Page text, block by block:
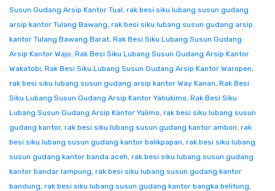
Susun Gudang Arsip Kantor Tual, rak besi siku lubang susun gudang
arsip kantor Tulang Bawang, rak besi siku lubang susun gudang arsip
kantor Tulang Bawang Barat, Rak Besi Siku Lubang Susun Gudang
Arsip Kantor Wajo, Rak Besi Siku Lubang Susun Gudang Arsip Kantor
Wakatobi, Rak Besi Siku Lubang Susun Gudang Arsip Kantor Waropen,
rak besi siku lubang susun gudang arsip kantor Way Kanan, Rak Besi
Siku Lubang Susun Gudang Arsip Kantor Yahukimo, Rak Besi Siku
Lubang Susun Gudang Arsip Kantor Yalimo, rak besi siku lubang susun
gudang kantor, rak besi siku lubang susun gudang kantor ambon, rak
besi siku lubang susun gudang kantor balikpapan, rak besi siku lubang
susun gudang kantor banda aceh, rak besi siku lubang susun gudang
kantor bandar lampung, rak besi siku lubang susun gudang kantor
bandung, rak besi siku lubang susun gudang kantor bangka belitung,